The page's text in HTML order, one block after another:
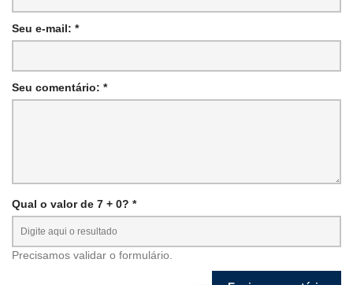
Seu e-mail: *
Seu comentário: *
Qual o valor de 7 + 0? *
Precisamos validar o formulário.